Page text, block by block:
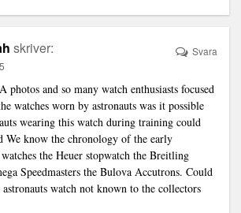
skriver:
photos and so many watch enthusiasts focused
watches worn by astronauts was it possible
wearing this watch during training could
We know the chronology of the early
the Heuer stopwatch the Breitling
Speedmasters the Bulova Accutrons. Could
watch not known to the collectors
Svara